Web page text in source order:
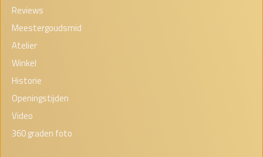
Reviews
Meestergoudsmid
Atelier
Winkel
Historie
Openingstijden
Video
360 graden foto